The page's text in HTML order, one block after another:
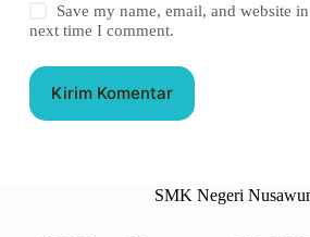
Save my name, email, and website
next time I comment.
Kirim Komentar
SMK Negeri